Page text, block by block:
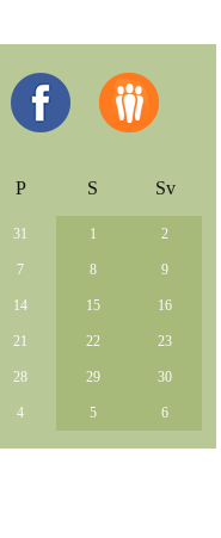
P S Sv
31 1 2
7 8 9
14 15 16
21 22 23
28 29 30
4 5 6